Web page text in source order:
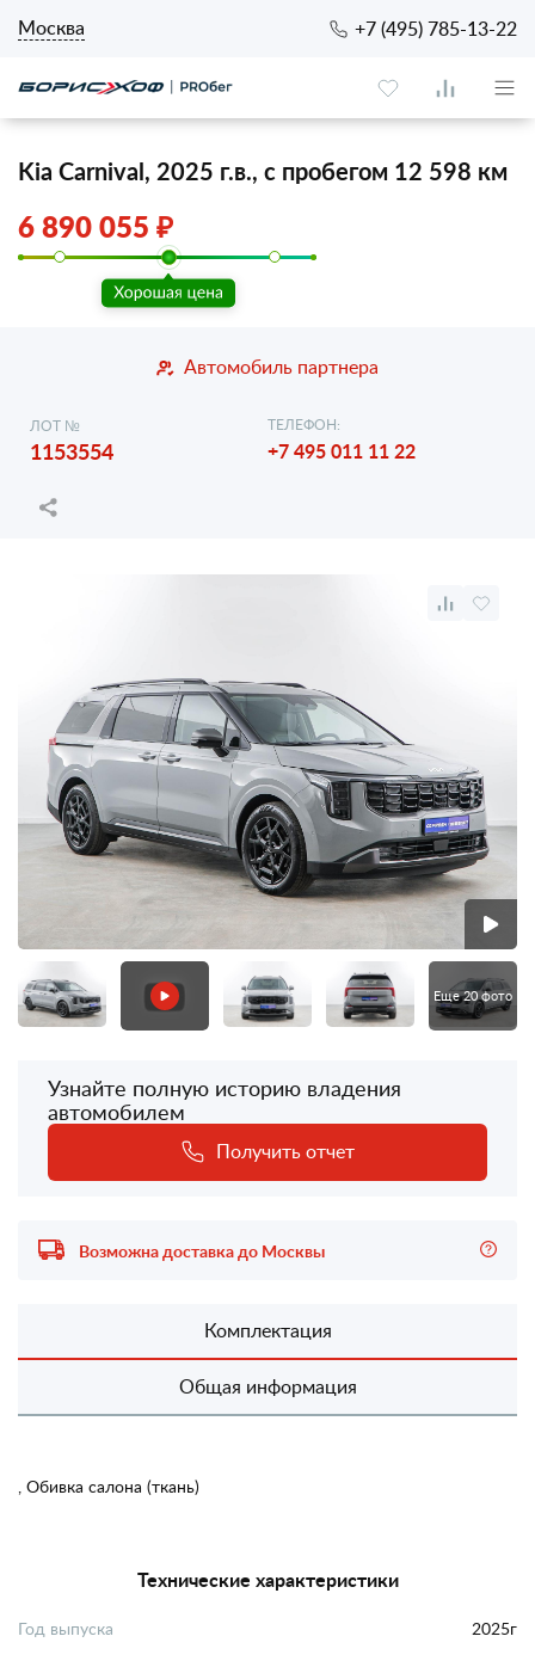
Москва +7 (495) 785-13-22
Kia Carnival, 2025 г.в., с пробегом 12 598 км
6 890 055 ₽
Автомобиль партнера
ЛОТ №
1153554
ТЕЛЕФОН:
+7 495 011 11 22
Еще 20 фото
Узнайте полную историю владения
автомобилем
Получить отчет
Возможна доставка до Москвы
Комплектация
Общая информация
, Обивка салона (ткань)
Технические характеристики
Год выпуска 2025г